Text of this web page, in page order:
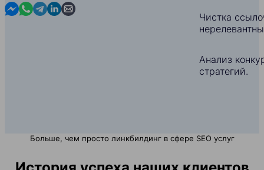
Contact us in Messenger
Contact us in WhatsApp
Contact us in Telegram
Contact us in Linkedin
Contact us by email
Чистка
Анализ
стратегий.
Больше, чем просто линкбилдинг в сфере SEO услуг